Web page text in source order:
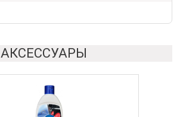
АКСЕССУАРЫ